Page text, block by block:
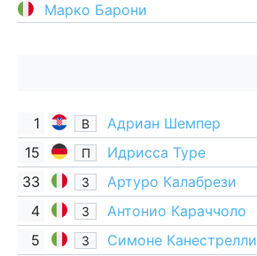
Марко Барони
1 В Адриан Шемпер
15 П Идрисса Туре
33 З Артуро Калабрези
4 З Антонио Караччоло
5 З Симоне Канестрелли